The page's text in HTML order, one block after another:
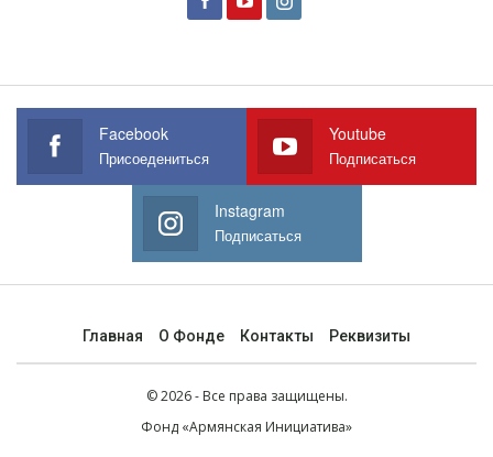
Facebook
Присоедениться
Youtube
Подписаться
Instagram
Подписаться
Главная О Фонде Контакты Реквизиты
© 2026 - Все права защищены.
Фонд «Армянская Инициатива»